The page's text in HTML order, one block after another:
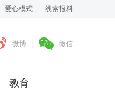
爱心模式 线索报料
微博 微信
教育